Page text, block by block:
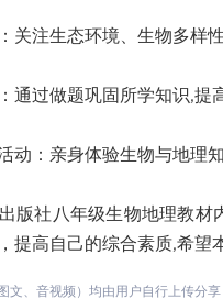
注生态环境、生物多样性
过做题巩固所学知识,提高
：亲身体验生物与地理知
社八年级生物地理教材内
提高自己的综合素质,希望
文、音视频）均由用户自行上传分